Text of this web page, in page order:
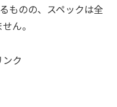
ものの、スペックは全
ん。
ク